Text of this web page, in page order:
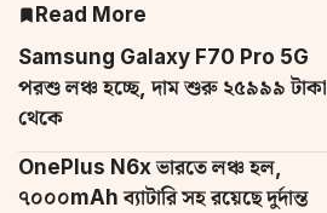
Read More
Samsung Galaxy F70 Pro 5G
পরশু লঞ্চ হচ্ছে, দাম শুরু ২৫৯৯৯ টাকা
থেকে
OnePlus N6x ভারতে লঞ্চ হল,
৭০০০mAh ব্যাটারি সহ রয়েছে দুর্দান্ত